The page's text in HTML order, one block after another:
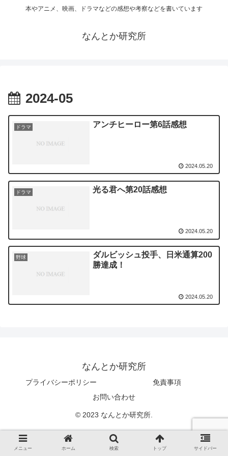
本やアニメ、映画、ドラマなどの感想や考察などを書いています
なんとか研究所
2024-05
ドラマ アンチヒーロー第6話感想
2024.05.20
ドラマ 光る君へ第20話感想
2024.05.20
野球
ダルビッシュ投手、日米通算200
勝達成！
2024.05.20
なんとか研究所
プライバシーポリシー
免責事項
お問い合わせ
© 2023 なんとか研究所.
メニュー ホーム 検索 トップ サイドバー